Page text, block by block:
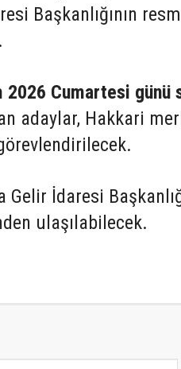
Başkanlığının
2026 Cumartesi günü
adaylar, Hakkari
İdaresi
ulaşılabilecek.